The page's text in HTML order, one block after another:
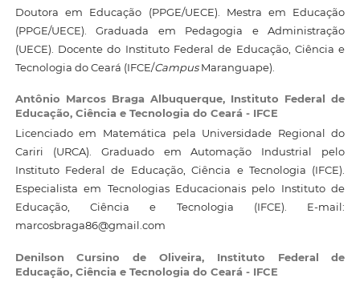
Doutora em Educação (PPGE/UECE). Mestra em Educação
(PPGE/UECE). Graduada em Pedagogia e Administração
(UECE). Docente do Instituto Federal de Educação, Ciência e
Tecnologia do Ceará (IFCE/CampusMaranguape).
Antônio Marcos Braga Albuquerque, Instituto Federal de
Educação, Ciência e Tecnologia do Ceará - IFCE
Licenciado em Matemática pela Universidade Regional do
Cariri (URCA). Graduado em Automação Industrial pelo
Instituto Federal de Educação, Ciência e Tecnologia (IFCE).
Especialista em Tecnologias Educacionais pelo Instituto de
Educação, Ciência e Tecnologia (IFCE). E-mail:
marcosbraga86@gmail.com
Denilson Cursino de Oliveira, Instituto Federal de
Educação, Ciência e Tecnologia do Ceará - IFCE